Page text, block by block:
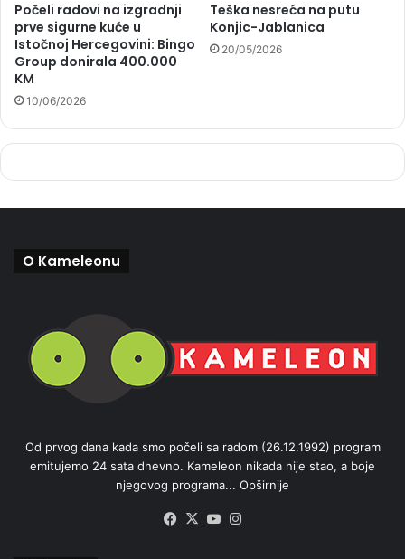
Počeli radovi na izgradnji
prve sigurne kuće u
Istočnoj Hercegovini: Bingo
Group donirala 400.000
KM
10/06/2026
Teška nesreća na putu
Konjic-Jablanica
20/05/2026
O Kameleonu
Od prvog dana kada smo počeli sa radom (26.12.1992) program
emitujemo 24 sata dnevno. Kameleon nikada nije stao, a boje
njegovog programa... Opširnije
Facebook
X YouTube